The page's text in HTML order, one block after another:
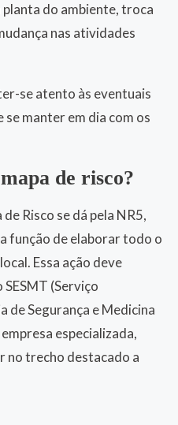
do ambiente, troca
nas atividades
se atento às eventuais
se manter em dia com os
de risco?
Risco se dá pela NR5,
função de elaborar todo o
Essa ação deve
(Serviço
de Segurança e Medicina
especializada,
no trecho destacado a